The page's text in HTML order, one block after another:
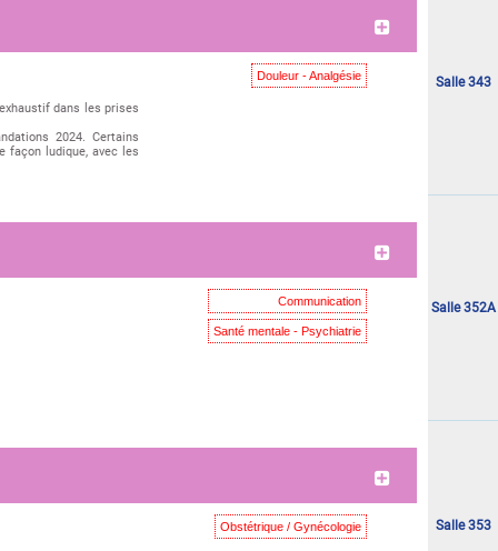
Douleur - Analgésie
dans les prises
2024. Certains
façon ludique, avec les
Salle 343
Communication
Santé mentale - Psychiatrie
Salle 352A
Obstétrique / Gynécologie Salle 353